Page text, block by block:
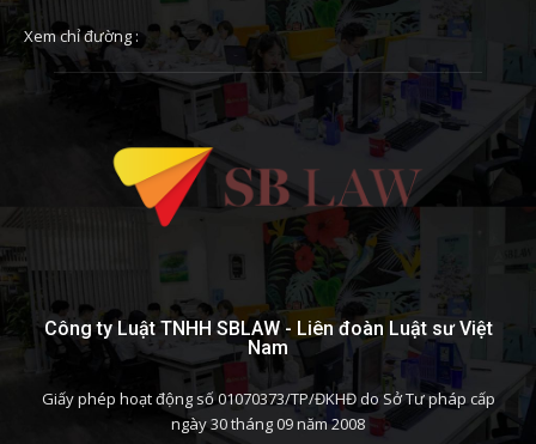
Xem chỉ đường :
Công ty Luật TNHH SBLAW - Liên đoàn Luật sư Việt
Nam
Giấy phép hoạt động số 01070373/TP/ĐKHĐ do Sở Tư pháp cấp
ngày 30 tháng 09 năm 2008